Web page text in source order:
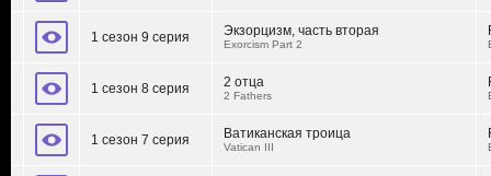
1 сезон 9 серия Экзорцизм, часть вторая
Exorcism Part 2
1 сезон 8 серия 2 отца
2 Fathers
1 сезон 7 серия Ватиканская троица
Vatican III